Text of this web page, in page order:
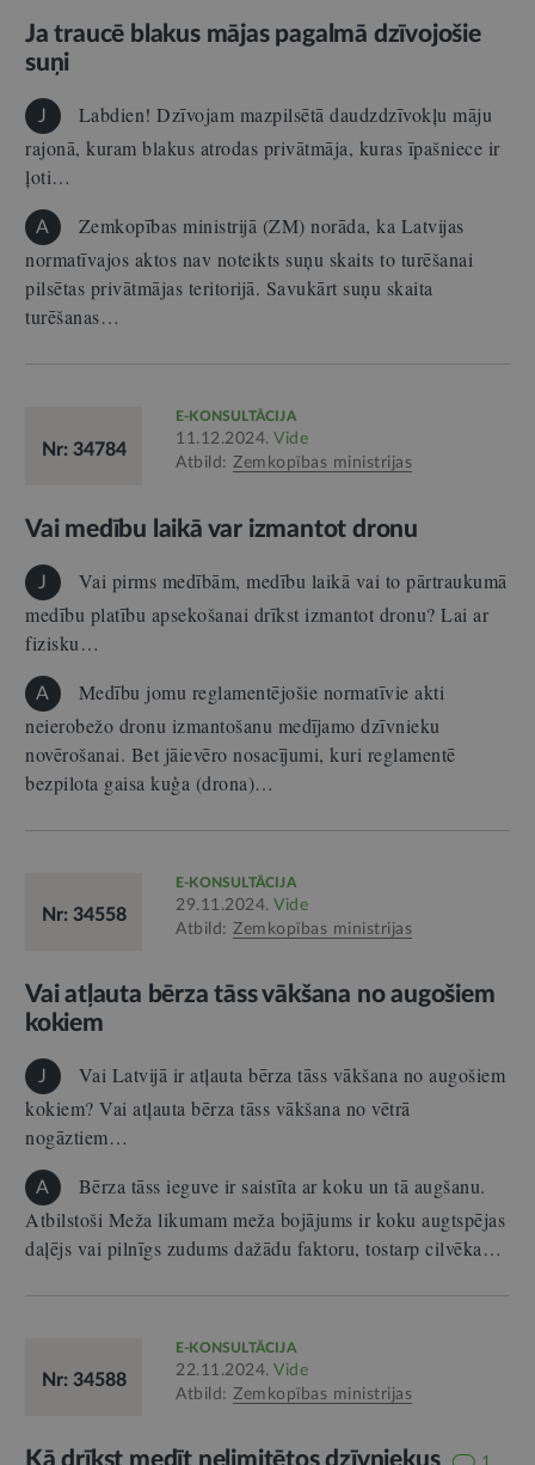
Ja traucē blakus mājas pagalmā dzīvojošie
suņi
J
Labdien! Dzīvojam mazpilsētā daudzdzīvokļu māju
rajonā, kuram blakus atrodas privātmāja, kuras īpašniece ir
ļoti…
A
Zemkopības ministrijā (ZM) norāda, ka Latvijas
normatīvajos aktos nav noteikts suņu skaits to turēšanai
pilsētas privātmājas teritorijā. Savukārt suņu skaita
turēšanas…
Nr: 34784
E-KONSULTĀCIJA
11.12.2024. Vide
Atbild: Zemkopības ministrijas
Vai medību laikā var izmantot dronu
J
Vai pirms medībām, medību laikā vai to pārtraukumā
medību platību apsekošanai drīkst izmantot dronu? Lai ar
fizisku…
A
Medību jomu reglamentējošie normatīvie akti
neierobežo dronu izmantošanu medījamo dzīvnieku
novērošanai. Bet jāievēro nosacījumi, kuri reglamentē
bezpilota gaisa kuģa (drona)…
Nr: 34558
E-KONSULTĀCIJA
29.11.2024. Vide
Atbild: Zemkopības ministrijas
Vai atļauta bērza tāss vākšana no augošiem
kokiem
J
Vai Latvijā ir atļauta bērza tāss vākšana no augošiem
kokiem? Vai atļauta bērza tāss vākšana no vētrā
nogāztiem…
A
Bērza tāss ieguve ir saistīta ar koku un tā augšanu.
Atbilstoši Meža likumam meža bojājums ir koku augtspējas
daļējs vai pilnīgs zudums dažādu faktoru, tostarp cilvēka…
Nr: 34588
E-KONSULTĀCIJA
22.11.2024. Vide
Atbild: Zemkopības ministrijas
Kā drīkst medīt nelimitētos dzīvniekus